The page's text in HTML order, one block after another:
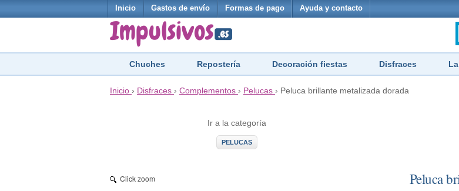
Inicio Gastos de envío Formas de pago Ayuda y contacto
Chuches Repostería Decoración fiestas Disfraces
Inicio › Disfraces › Complementos › Pelucas › Peluca brillante metalizada dorada
Ir a la categoría
PELUCAS
Peluca
Click zoom